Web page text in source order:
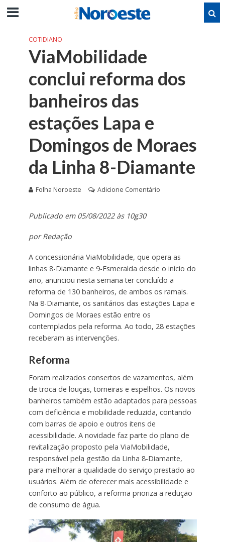
COTIDIANO
ViaMobilidade
conclui reforma dos
banheiros das
estações Lapa e
Domingos de Moraes
da Linha 8-Diamante
Folha Noroeste Adicione Comentário
Publicado em 05/08/2022 às 10g30
por Redação
A concessionária ViaMobilidade, que opera as
linhas 8-Diamante e 9-Esmeralda desde o início do
ano, anunciou nesta semana ter concluído a
reforma de 130 banheiros, de ambos os ramais.
Na 8-Diamante, os sanitários das estações Lapa e
Domingos de Moraes estão entre os
contemplados pela reforma. Ao todo, 28 estações
receberam as intervenções.
Reforma
Foram realizados consertos de vazamentos, além
de troca de louças, torneiras e espelhos. Os novos
banheiros também estão adaptados para pessoas
com deficiência e mobilidade reduzida, contando
com barras de apoio e outros itens de
acessibilidade. A novidade faz parte do plano de
revitalização proposto pela ViaMobilidade,
responsável pela gestão da Linha 8-Diamante,
para melhorar a qualidade do serviço prestado ao
usuários. Além de oferecer mais acessibilidade e
conforto ao público, a reforma prioriza a redução
de consumo de água.